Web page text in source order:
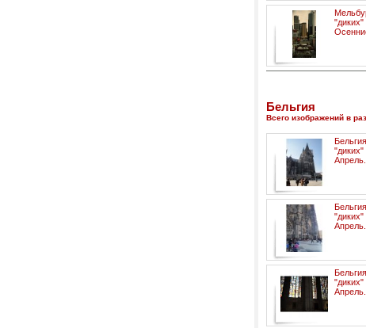
Бельгия
Всего изображений в
Апрель.
Апрель.
Апрель.